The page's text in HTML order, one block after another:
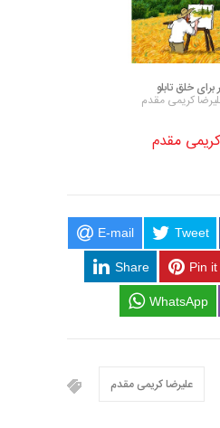
خلق تابلو
کریمی مقدم
مقدم
E-mail Tweet
Share Pin it
WhatsApp
علیرضا کریمی مقدم